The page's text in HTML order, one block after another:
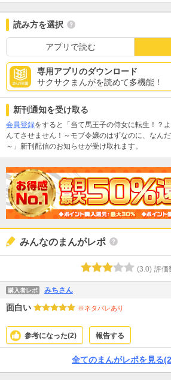
読み方を選択
アプリで読む
専用アプリのダウンロード
サクサクまんがを読めて多機能！
新刊通知を受け取る
会員登録をすると「当て馬王子の侍女に転生！？
んてさせません！～モブ令嬢のはずなのに、なん
～」新刊配信のお知らせが受け取れます。
みんなのまんがレポ
(3.0) 評価
購入者レポ みちさん
面白い ※ネタバレあり
参考になった(2) 報告する
全てのまんがレポを見る